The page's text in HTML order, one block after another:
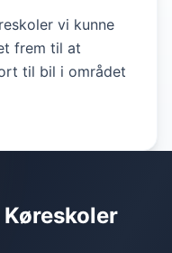
vi kunne
frem til at
til bil i området